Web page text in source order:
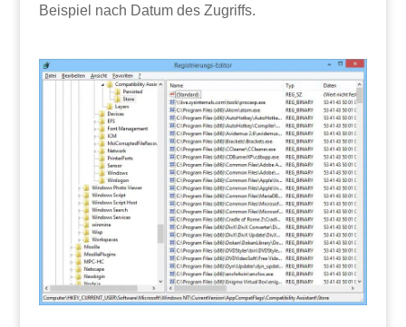
Beispiel nach Datum des Zugriffs.